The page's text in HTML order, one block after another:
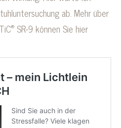
ab. Mehr über
® SR-9 können Sie hier